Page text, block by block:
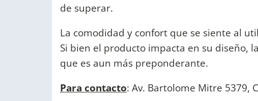
de superar.
La comodidad y confort que se siente al
Si bien el producto impacta en su diseño,
que es aun más preponderante.
Para contacto: Av. Bartolome Mitre 5379,